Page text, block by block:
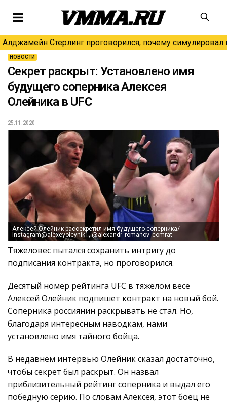
Алджамейн Стерлинг проговорился, почему симулировал
НОВОСТИ
Секрет раскрыт: Установлено имя
будущего соперника Алексея
Олейника в UFC
25.11.2020
Алексей Олейник рассекретил имя будущего соперника/
Instagram@alexeyoleynik1, @alexandr_romanov_comrat
Тяжеловес пытался сохранить интригу до
подписания контракта, но проговорился.
Десятый номер рейтинга UFC в тяжёлом весе
Алексей Олейник подпишет контракт на новый бой.
Соперника россиянин раскрывать не стал. Но,
благодаря интересным наводкам, нами
установлено имя тайного бойца.
В недавнем интервью Олейник сказал достаточно,
чтобы секрет был раскрыт. Он назвал
приблизительный рейтинг соперника и выдал его
победную серию. По словам Алексея, этот боец не